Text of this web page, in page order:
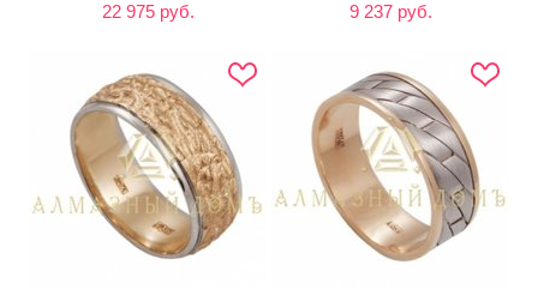
22 975 руб. 9 237 руб.